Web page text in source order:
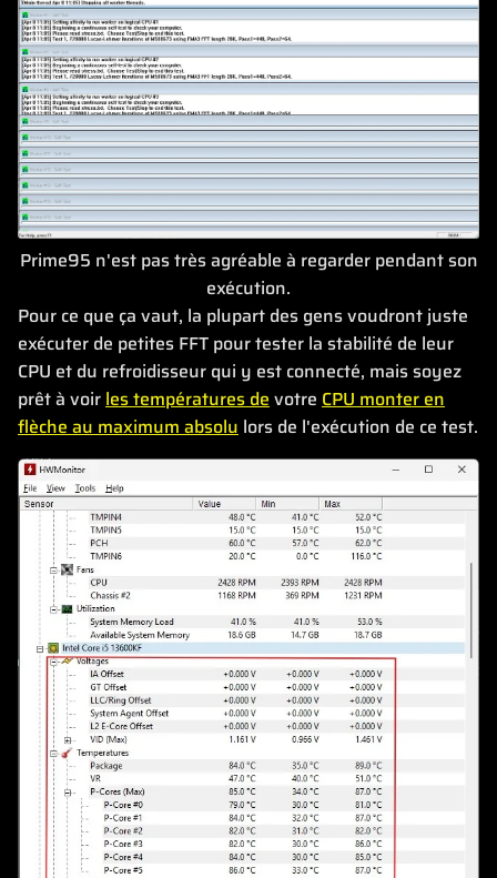
Prime95 n'est pas très agréable à regarder pendant son
exécution.
Pour ce que ça vaut, la plupart des gens voudront juste
exécuter de petites FFT pour tester la stabilité de leur
CPU et du refroidisseur qui y est connecté, mais soyez
prêt à voirles températures devotre CPU monter en
flèche au maximum absolu lors de l'exécution de ce test.